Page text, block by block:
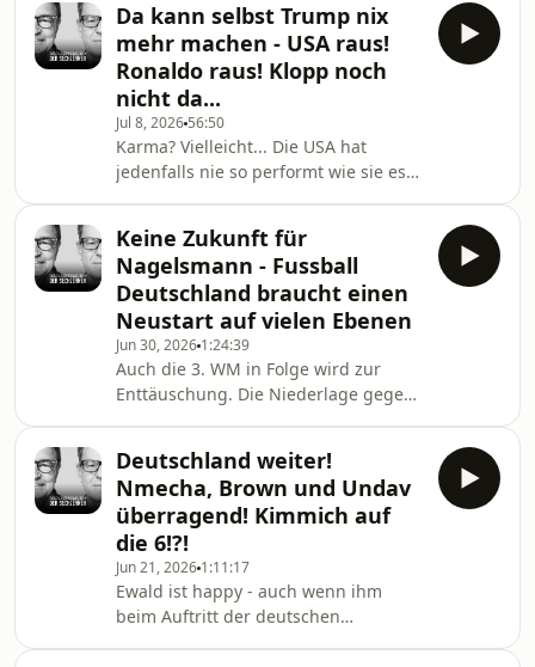
Zeiten und wird von Bellingham
zurecht gekontert.Gefährdet das den
Erfolg im Halbfinale? Breel Embolo
geht den Argentiniern in die Falle
und Haaland enttäuscht Ewald auf
ganzer Linie. Die Spanier beginnen zu
nerven und irgendwie hat die
Bundestrainer-Suche Geschmäckle.
Da kann selbst Trump nix
mehr machen - USA raus!
Ronaldo raus! Klopp noch
nicht da...
Jul 8, 2026 56:50
Karma? Vielleicht... Die USA hat
jedenfalls nie so performt wie sie es
- kann Trump dagegen auch noch was
machen? Ansonsten Roundup der
letzten Tage, unser Cheftrainer hat
natürlich wieder den Durchblick...
Hosted on Acast. See
acast.com/privacy for more
information.
Keine Zukunft für
Nagelsmann - Fussball
Deutschland braucht einen
Neustart auf vielen Ebenen
Jun 30, 2026 1:24:39
Auch die 3. WM in Folge wird zur
Enttäuschung. Die Niederlage gegen
anspricht. Eine Mannschaft ohne
Leidenschaft, verunsichert, falsch
zusammengestellt und Spieler die auf
Positionen spielen müssen die ihren
Stärken nicht entsprechen. Ewald
wird deutlich!!!! Hosted on Acast. See
acast.com/privacy for more
information.
Deutschland weiter!
Nmecha, Brown und Undav
überragend! Kimmich auf
die 6!?!
Jun 21, 2026 1:11:17
Ewald ist happy - auch wenn ihm
beim Auftritt der deutschen